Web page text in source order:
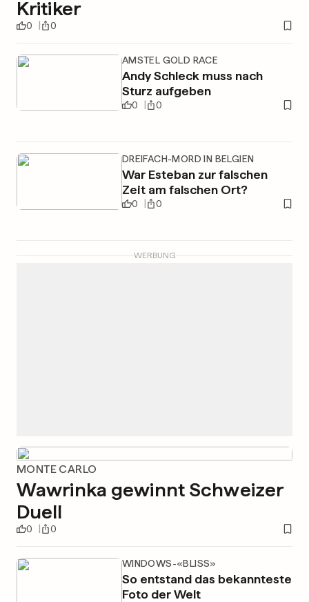
Kritiker
0 0
AMSTEL GOLD RACE
Andy Schleck muss nach
Sturz aufgeben
0 0
DREIFACH-MORD IN BELGIEN
War Esteban zur falschen
Zeit am falschen Ort?
0 0
WERBUNG
MONTE CARLO
Wawrinka gewinnt Schweizer
Duell
0 0
WINDOWS-«BLISS»
So entstand das bekannteste
Foto der Welt